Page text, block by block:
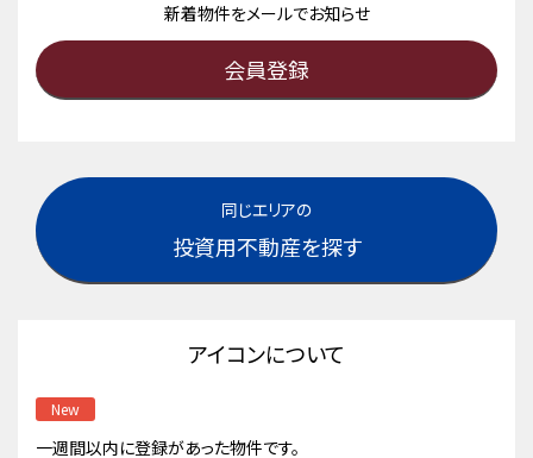
新着物件をメールでお知らせ
会員登録
同じエリアの
投資用不動産を探す
アイコンについて
New
一週間以内に登録があった物件です。